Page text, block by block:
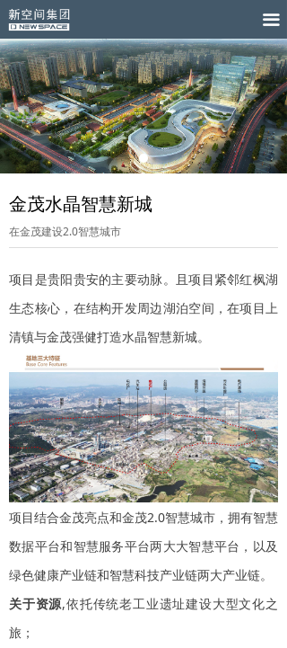
끀
金茂水晶智慧新城
在金茂建设2.0智慧城市
项目是贵阳贵安的主要动脉。且项目紧邻红枫湖
生态核心，在结构开发周边湖泊空间，在项目上
清镇与金茂强健打造水晶智慧新城。
项目结合金茂亮点和金茂2.0智慧城市，拥有智慧
数据平台和智慧服务平台两大大智慧平台，以及
绿色健康产业链和智慧科技产业链两大产业链。
关于资源,依托传统老工业遗址建设大型文化之
旅；